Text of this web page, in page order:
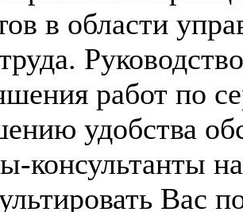
в области
работ по
удобства
консультанты
Вас